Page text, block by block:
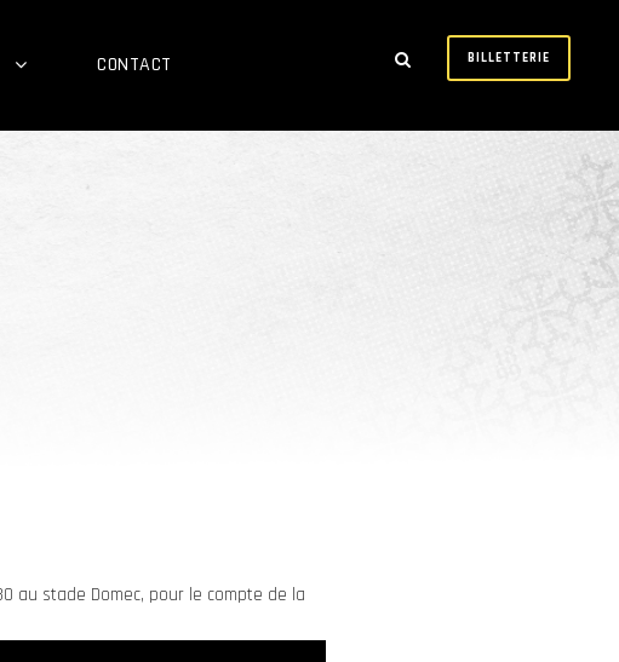
CONTACT BILLETTERIE
au stade Domec, pour le compte de la